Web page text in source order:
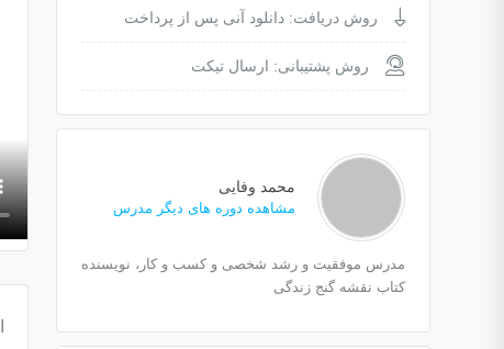
روش دریافت: دانلود آنی پس از پرداخت
روش پشتیبانی: ارسال تیکت
محمد وفایی
مشاهده دوره های دیگر مدرس
مدرس موفقیت و رشد شخصی و کسب و کار، نویسنده
کتاب نقشه گنج زندگی